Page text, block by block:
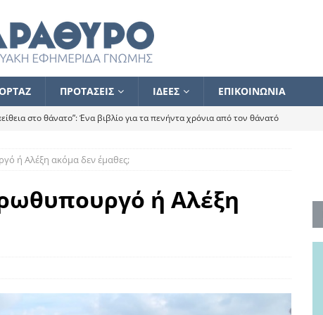
ΠΡΟΤΑΣΕΙΣ ΙΔΕΕΣ ΕΠΙΚΟΙΝΩΝΙΑ
στο θάνατο”: Ένα βιβλίο για τα πενήντα χρόνια από τον θάνατό
ποιος κοροϊδεύει ποιον Αλέξη
ότι δεν υπάρχει παρακολούθηση και κέντρο το οποίο
θερμά όσους σπεύδουν να το ενισχύσουν – Συνεχίζουμε
ή Αλέξη ακόμα δεν έμαθες;
ή Αλέξη